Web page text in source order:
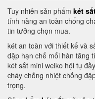
Tuy nhiên sản phẩm két
tính năng an toàn chống
tin tưởng chọn mua.
két an toàn với thiết kế và
dập hạn chế mối hàn tăng
két sắt mini welko hội tụ
cháy chống nhiệt chống
trọng.